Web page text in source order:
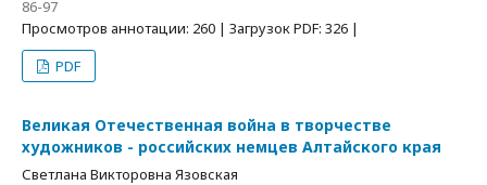
86-97
Просмотров аннотации: 260 | Загрузок PDF: 326 |
PDF
Великая Отечественная война в творчестве
художников - российских немцев Алтайского края
Светлана Викторовна Язовская